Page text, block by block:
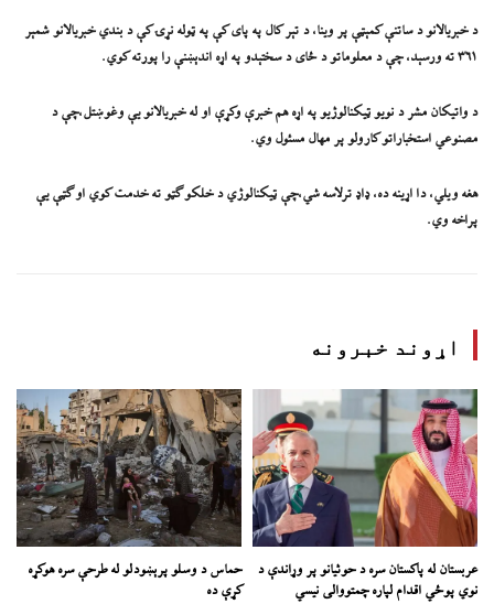
د خبریالانو د ساتنې کمېټې پر وینا، د تېر کال په پای کې په ټوله نړۍ کې د بندي خبریالانو شمېر
۳۶۱ ته ورسېد، چې د معلوماتو د ځای د سختېدو په اړه اندېښنې را پورته کوي.
د واتیکان مشر د نویو ټیکنالوژیو په اړه هم خبرې وکړې او له خبریالانو یې وغوښتل،چې د
مصنوعي استخباراتو کارولو پر مهال مسئول وي.
هغه ويلي، دا اړینه ده، ډاډ ترلاسه شي،چې ټیکنالوژي د خلکو ګټو ته خدمت کوي او ګټې یې
پراخه وي.
اړوند خبرونه
عربستان له پاکستان سره د حوثیانو پر وړاندې د
نوي پوځي اقدام لپاره چمتووالی نیسي
حماس د وسلو پرېښودلو له طرحې سره هوکړه
کړې ده